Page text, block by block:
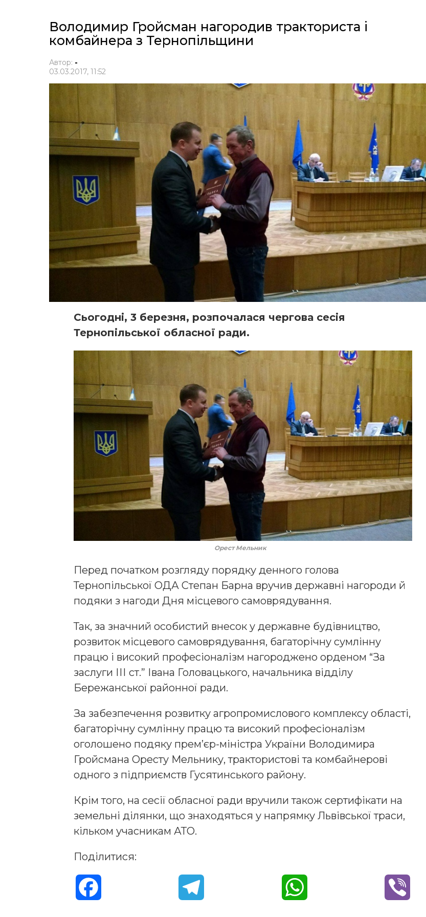
Володимир Гройсман нагородив тракториста і
комбайнера з Тернопільщини
Автор: -
03.03.2017, 11:52
Сьогодні, 3 березня, розпочалася чергова сесія
Тернопільської обласної ради.
Орест Мельник
Перед початком розгляду порядку денного голова
Тернопільської ОДА Степан Барна вручив державні нагороди й
подяки з нагоди Дня місцевого самоврядування.
Так, за значний особистий внесок у державне будівництво,
розвиток місцевого самоврядування, багаторічну сумлінну
працю і високий професіоналізм нагороджено орденом “За
заслуги ІІІ ст.” Івана Головацького, начальника відділу
Бережанської районної ради.
За забезпечення розвитку агропромислового комплексу області,
багаторічну сумлінну працю та високий професіоналізм
оголошено подяку прем’єр-міністра України Володимира
Гройсмана Оресту Мельнику, трактористові та комбайнерові
одного з підприємств Гусятинського району.
Крім того, на сесії обласної ради вручили також сертифікати на
земельні ділянки, що знаходяться у напрямку Львівської траси,
кільком учасникам АТО.
Поділитися: